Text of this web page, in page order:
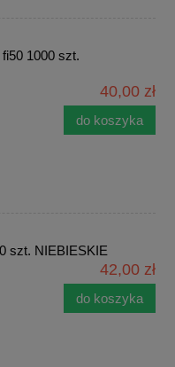
1000 szt.
40,00 zł
do koszyka
szt. NIEBIESKIE
42,00 zł
do koszyka